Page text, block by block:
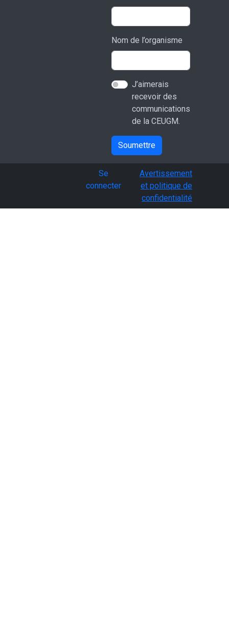
Nom de l’organisme
J’aimerais
recevoir des
communications
de la CEUGM.
Soumettre
User account menu
Se
connecter
Avertissement
et politique de
confidentialité